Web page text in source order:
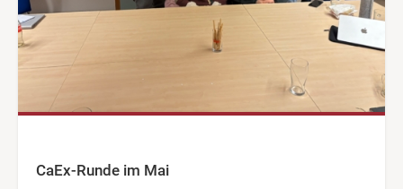
CaEx-Runde im Mai